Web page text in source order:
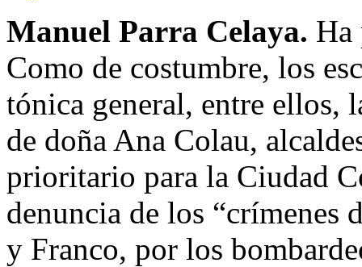
Manuel Parra Celaya. Ha
Como de costumbre, los
tónica general, entre ellos,
de doña Ana Colau,
prioritario para la Ciudad
denuncia de los
y Franco, por los